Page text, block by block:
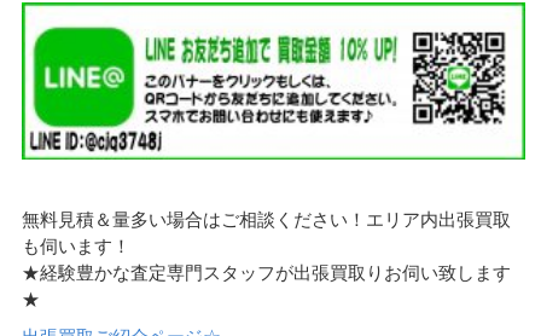
無料見積＆量多い場合はご相談ください！エリア内出張買取
も伺います！
★経験豊かな査定専門スタッフが出張買取りお伺い致します
★